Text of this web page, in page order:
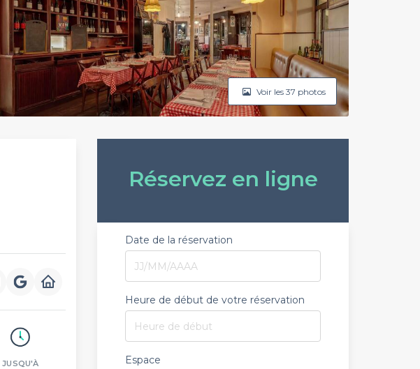
Voir les 37 photos
JUSQU'À
Réservez en ligne
Date de la réservation
Heure de début de votre réservation
Heure de début
Espace